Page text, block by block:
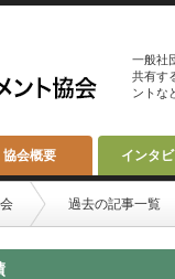
一般社
共有す
ントな
協会概要 インタ
過去の記事一覧